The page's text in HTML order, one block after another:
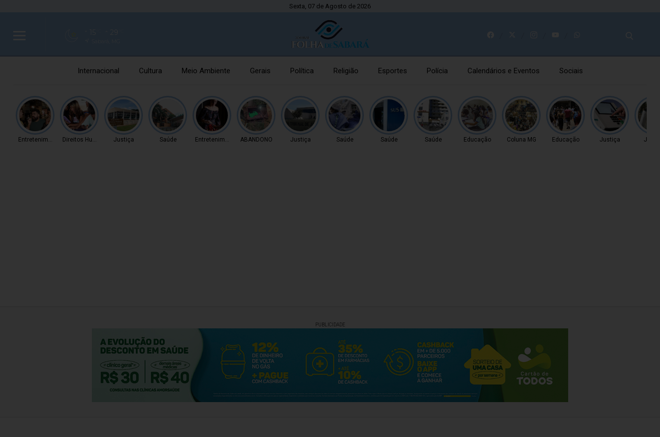
Sexta, 07 de Agosto de 2026
Internacional Cultura Meio Ambiente Gerais Política Religião Esportes Polícia Calendários e Eventos Sociais
Entretenimento Direitos Humanos Justiça Saúde Entretenimento ABANDONO Justiça Saúde Saúde Saúde Educação Coluna MG Educação Justiça
PUBLICIDADE